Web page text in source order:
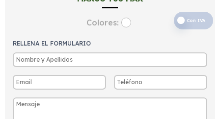
Con IVA
Colores:
RELLENA EL FORMULARIO